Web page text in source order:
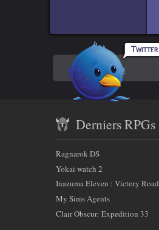
En
savoir
plus
sur
nous
Rpgamers
sur
Twitter
récent
et
partenaires
Derniers RPGs
Ragnarok DS
Yokai watch 2
Inazuma Eleven : Victory Road
My Sims Agents
Clair Obscur: Expedition 33